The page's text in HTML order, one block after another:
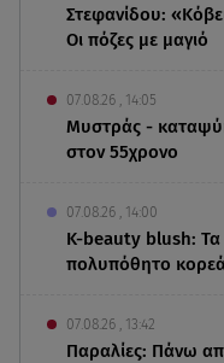
Στεφανίδου:
Οι πόζες με μαγιό
07.08.26 , 14:05
Μυστράς -
στον 55χρονο
07.08.26 , 14:00
K-beauty blush:
πολυπόθητο
07.08.26 , 13:42
Παραλίες: Πάνω